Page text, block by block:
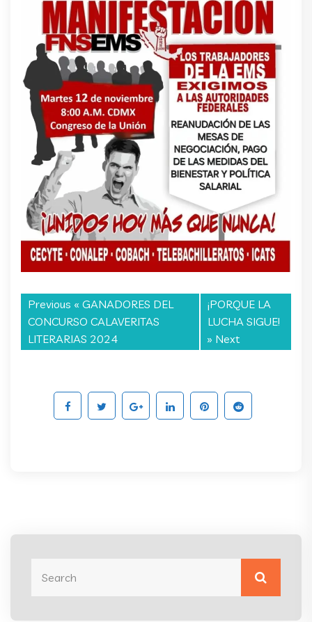
Previous « GANADORES DEL
CONCURSO CALAVERITAS
LITERARIAS 2024
¡PORQUE LA
LUCHA SIGUE!
» Next